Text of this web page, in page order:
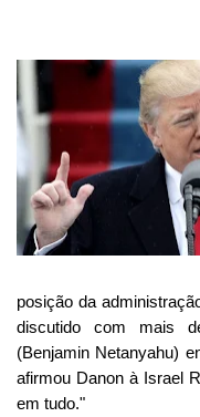
posição da
discutido com mais
(Benjamin Netanyahu)
afirmou Danon à Israel
em tudo."